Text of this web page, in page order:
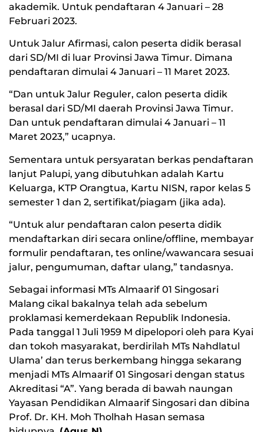
akademik. Untuk pendaftaran 4 Januari – 28
Februari 2023.
Untuk Jalur Afirmasi, calon peserta didik berasal
dari SD/MI di luar Provinsi Jawa Timur. Dimana
pendaftaran dimulai 4 Januari – 11 Maret 2023.
“Dan untuk Jalur Reguler, calon peserta didik
berasal dari SD/MI daerah Provinsi Jawa Timur.
Dan untuk pendaftaran dimulai 4 Januari – 11
Maret 2023,” ucapnya.
Sementara untuk persyaratan berkas pendaftaran
lanjut Palupi, yang dibutuhkan adalah Kartu
Keluarga, KTP Orangtua, Kartu NISN, rapor kelas 5
semester 1 dan 2, sertifikat/piagam (jika ada).
“Untuk alur pendaftaran calon peserta didik
mendaftarkan diri secara online/offline, membayar
formulir pendaftaran, tes online/wawancara sesuai
jalur, pengumuman, daftar ulang,” tandasnya.
Sebagai informasi MTs Almaarif 01 Singosari
Malang cikal bakalnya telah ada sebelum
proklamasi kemerdekaan Republik Indonesia.
Pada tanggal 1 Juli 1959 M dipelopori oleh para Kyai
dan tokoh masyarakat, berdirilah MTs Nahdlatul
Ulama’ dan terus berkembang hingga sekarang
menjadi MTs Almaarif 01 Singosari dengan status
Akreditasi “A”. Yang berada di bawah naungan
Yayasan Pendidikan Almaarif Singosari dan dibina
Prof. Dr. KH. Moh Tholhah Hasan semasa